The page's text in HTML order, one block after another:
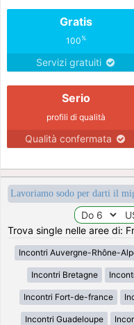
Gratis
100%
Servizi gratuiti
Serio
profili di qualità
Qualità confermata
Lavoriamo sodo per darti il
Trova single nelle aree di:
Incontri Auvergne-Rhône-
Incontri Bretagne
Incontri Fort-de-france
Incontri Guadeloupe